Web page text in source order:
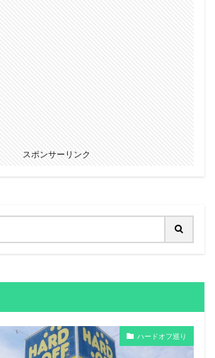
スポンサーリンク
ハードオフ巡り